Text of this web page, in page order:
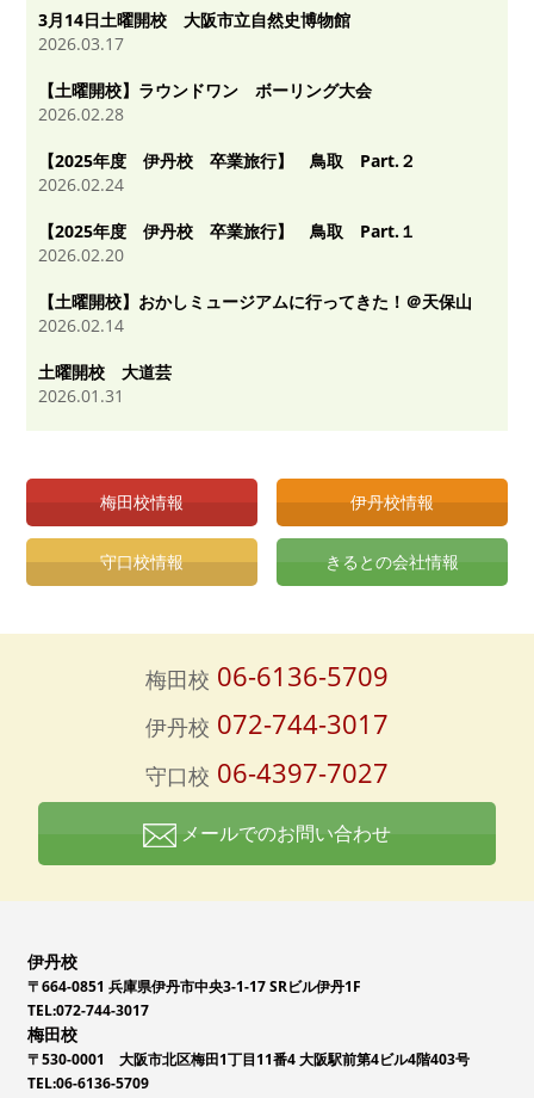
3月14日土曜開校 大阪市立自然史博物館
2026.03.17
【土曜開校】ラウンドワン ボーリング大会
2026.02.28
【2025年度 伊丹校 卒業旅行】 鳥取 Part.２
2026.02.24
【2025年度 伊丹校 卒業旅行】 鳥取 Part.１
2026.02.20
【土曜開校】おかしミュージアムに行ってきた！＠天保山
2026.02.14
土曜開校 大道芸
2026.01.31
梅田校情報 伊丹校情報
守口校情報 きるとの会社情報
梅田校 06-6136-5709
伊丹校 072-744-3017
守口校 06-4397-7027
メールでのお問い合わせ
伊丹校
〒664-0851 兵庫県伊丹市中央3-1-17 SRビル伊丹1F
TEL:072-744-3017
梅田校
〒530-0001 大阪市北区梅田1丁目11番4 大阪駅前第4ビル4階403号
TEL:06-6136-5709